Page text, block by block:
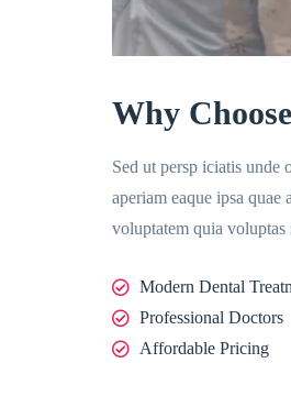
Why
Sed ut persp iciatis unde
aperiam eaque ipsa
voluptatem quia voluptas
Modern Dental
Professional Doctors
Affordable Pricing